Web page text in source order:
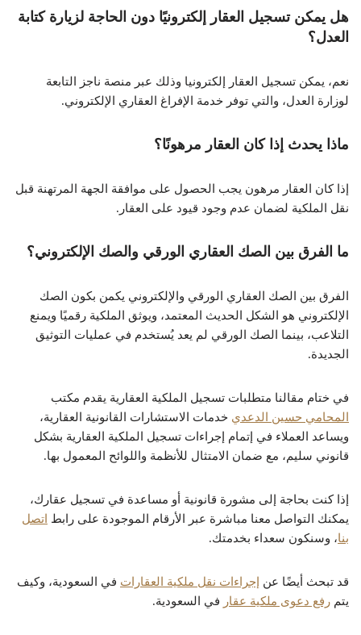
هل يمكن تسجيل العقار إلكترونيًا دون الحاجة لزيارة كتابة
العدل؟
نعم، يمكن تسجيل العقار إلكترونيا وذلك عبر منصة ناجز التابعة
لوزارة العدل، والتي توفر خدمة الإفراغ العقاري الإلكتروني.
ماذا يحدث إذا كان العقار مرهونًا؟
إذا كان العقار مرهون يجب الحصول على موافقة الجهة المرتهنة قبل
نقل الملكية لضمان عدم وجود قيود على العقار.
ما الفرق بين الصك العقاري الورقي والصك الإلكتروني؟
الفرق بين الصك العقاري الورقي والإلكتروني يكمن بكون الصك
الإلكتروني هو الشكل الحديث المعتمد، ويوثق الملكية رقميًا ويمنع
التلاعب، بينما الصك الورقي لم يعد يُستخدم في عمليات التوثيق
الجديدة.
في ختام مقالنا متطلبات تسجيل الملكية العقارية يقدم مكتب
المحامي حسين الدعدي خدمات الاستشارات القانونية العقارية،
ويساعد العملاء في إتمام إجراءات تسجيل الملكية العقارية بشكل
قانوني سليم، مع ضمان الامتثال للأنظمة واللوائح المعمول بها.
إذا كنت بحاجة إلى مشورة قانونية أو مساعدة في تسجيل عقارك،
يمكنك التواصل معنا مباشرة عبر الأرقام الموجودة على رابط اتصل
بنا، وسنكون سعداء بخدمتك.
قد تبحث أيضًا عن إجراءات نقل ملكية العقارات في السعودية، وكيف
يتم رفع دعوى ملكية عقار في السعودية.